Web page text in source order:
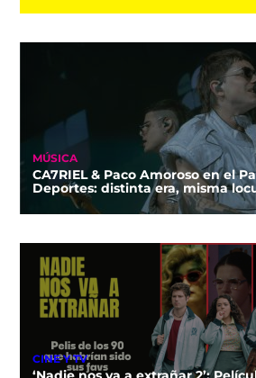
MÚSICA
CA7RIEL & Paco Amoroso en el
Deportes: distinta era, misma
CINE Y TV